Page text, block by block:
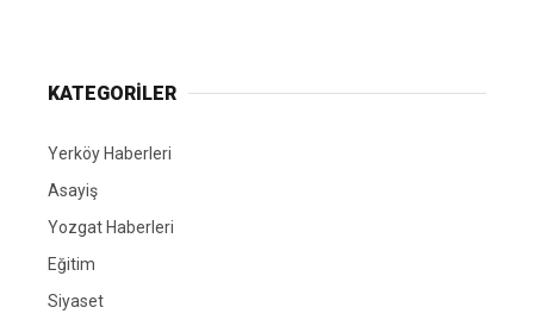
KATEGORİLER
Yerköy Haberleri
Asayiş
Yozgat Haberleri
Eğitim
Siyaset